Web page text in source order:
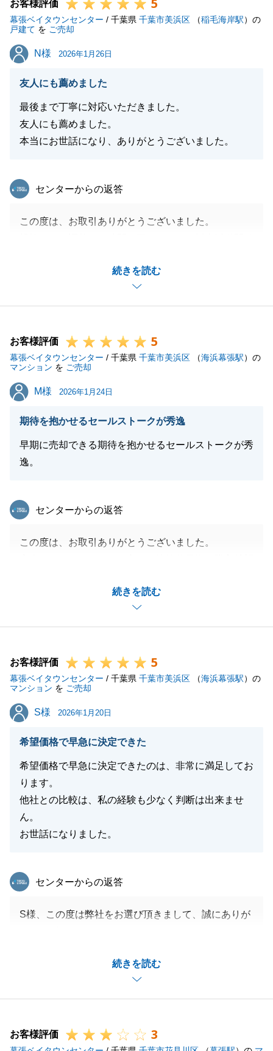
よろしくお願い申し上げます。
お客様評価 5
幕張ベイタウンセンター / 千葉県 千葉市美浜区 （稲毛海岸駅）の
戸建て を ご売却
N様
N様 2026年1月26日
友人にも薦めました
最後まで丁寧に対応いただきました。
友人にも薦めました。
本当にお世話になり、ありがとうございました。
続きを読む
東急リバブル
センターからの返答
この度は、お取引ありがとうございました。
大変ご心労もあったと思いますが、無事に決済が完了
今後お困りの事がございましたらお気軽に申し付け下
お客様評価 5
幕張ベイタウンセンター / 千葉県 千葉市美浜区 （海浜幕張駅）の
マンション を ご売却
M様
M様 2026年1月24日
期待を抱かせるセールストークが秀逸
早期に売却できる期待を抱かせるセールストークが秀
逸。
続きを読む
東急リバブル
センターからの返答
この度は、お取引ありがとうございました。
皆様のご負担の少ないキャッシュレス決済でのお手続
今後何かござましたらお気軽に申し付け下さい。
閉じる
お客様評価 5
幕張ベイタウンセンター / 千葉県 千葉市美浜区 （海浜幕張駅）の
マンション を ご売却
S様
S様 2026年1月20日
希望価格で早急に決定できた
希望価格で早急に決定できたのは、非常に満足してお
ります。
他社との比較は、私の経験も少なく判断は出来ませ
ん。
お世話になりました。
続きを読む
東急リバブル
センターからの返答
S様、この度は弊社をお選び頂きまして、誠にありが
にS様のご尽力があってこそかと思います。
ご満足頂けておりましたら、私も嬉しく思います。
遠方にお引越しされたかと思いますが、また何かござ
今後とも、ご愛顧のほどよろしくお願い申し上げま
お客様評価 3